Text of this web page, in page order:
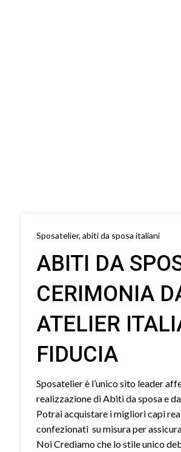
Sposatelier, abiti da sposa italiani
ABITI DA
CERIMONIA
ATELIER
FIDUCIA
Sposatelier è l’unico sito leader
realizzazione di Abiti da sposa e
Potrai acquistare i migliori capi
confezionati su misura per
Noi Crediamo che lo stile unico